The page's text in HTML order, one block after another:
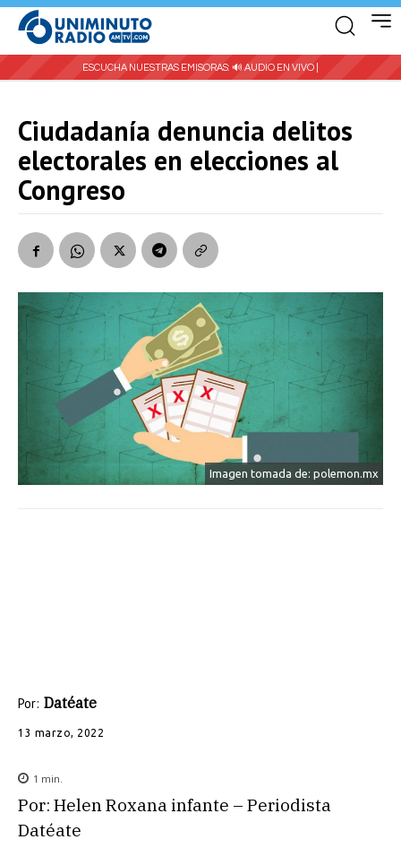
ESCUCHA NUESTRAS EMISORAS: 🔊 AUDIO EN VIVO |
Ciudadanía denuncia delitos
electorales en elecciones al
Congreso
Imagen tomada de: polemon.mx
Por: Datéate
13 marzo, 2022
1 min.
Por: Helen Roxana infante – Periodista
Datéate